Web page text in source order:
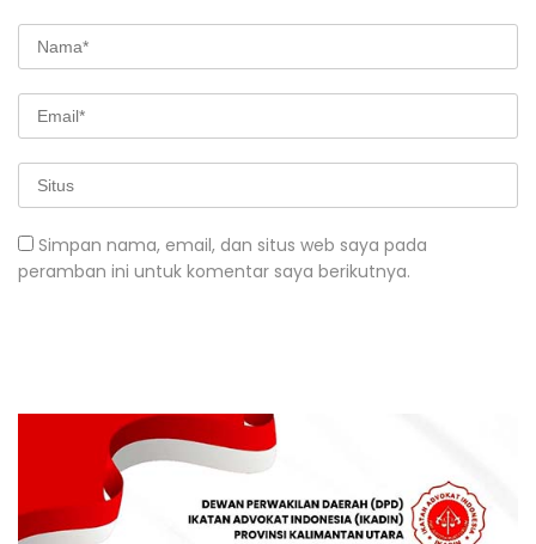
Simpan nama, email, dan situs web saya pada
peramban ini untuk komentar saya berikutnya.